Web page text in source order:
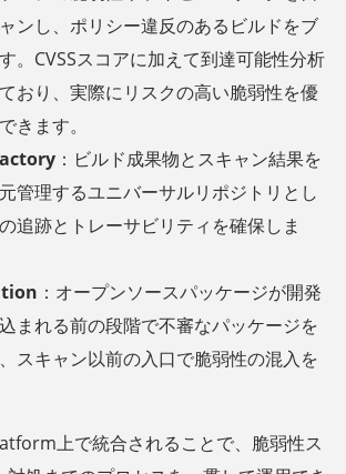
ンし、ポリシー違反のあるビルドをブ
。CVSSスコアに加えて到達可能性分析
おり、実際にリスクの高い脆弱性を優
きます。
：ビルド成果物とスキャン結果を
管理するユニバーサルリポジトリとし
追跡とトレーサビリティを確保しま
：オープンソースパッケージが開発
まれる前の段階で不審なパッケージを
スキャン以前の入口で脆弱性の混入を
上で統合されることで、脆弱性ス